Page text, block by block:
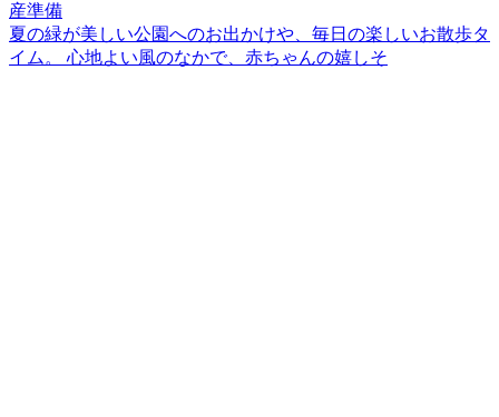
夏の緑が美しい公園へのお出かけや、毎日の楽しいお散歩タ
イム。 心地よい風のなかで、赤ちゃんの嬉しそ